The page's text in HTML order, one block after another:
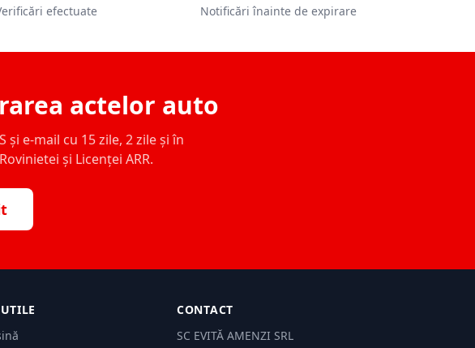
efectuate Notificări înainte de expirare
actelor auto
e-mail cu 15 zile, 2 zile și în
și Licenței ARR.
CONTACT
SC EVITĂ AMENZI SRL